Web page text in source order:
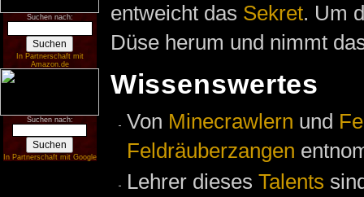
Suchen nach:
In Partnerschaft mit
Amazon.de
Suchen nach:
In Partnerschaft mit Google
entweicht das Sekret. Um
Düse herum und nimmt
Wissenswertes
Von Minecrawlern und
Feldräuberzangen
Lehrer dieses Talents